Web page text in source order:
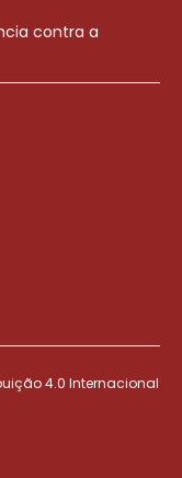
contra a
4.0 Internacional